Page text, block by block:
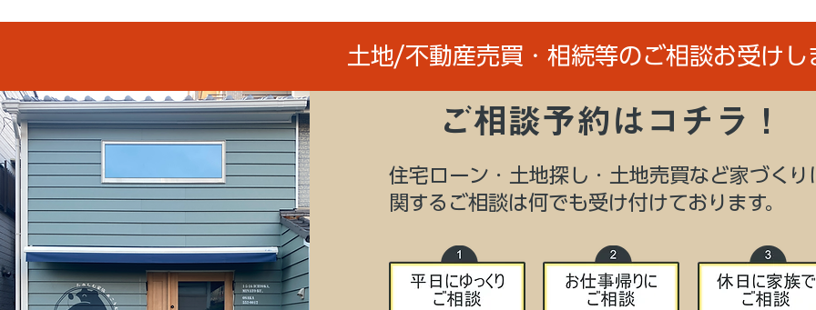
ご相談予約はコチラ！
住宅ローン・土地探し・土地売買など家づくり
関するご相談は何でも受け付けております。
土地/不動産売買・相続等のご相談お受けし